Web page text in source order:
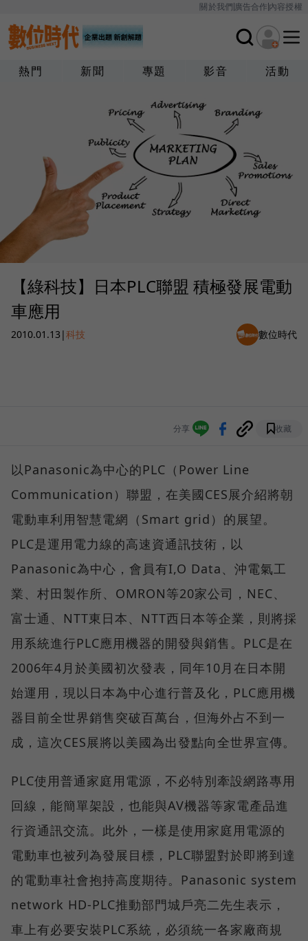
關於我們廣告合作內容授權
熱門 新聞 專題 影音 活動
【綠科技】日本PLC聯盟 積極發展電動
車應用
2010.01.13 |科技 數位時代
分享 收藏
以Panasonic為中心的PLC（Power Line
Communication）聯盟，在美國CES展介紹將朝
電動車利用智慧電網（Smart grid）的展望。
PLC是運用電力線的高速資通訊技術，以
Panasonic為中心，會員有I,O Data、沖電氣工
業、村田製作所、OMRON等20家公司，NEC、
富士通、NTT東日本、NTT西日本等企業，則將採
用系統進行PLC應用機器的開發與銷售。PLC是在
2006年4月於美國初次發表，同年10月在日本開
始運用，現以日本為中心進行普及化，PLC應用機
器目前全世界銷售突破百萬台，但海外占不到一
成，這次CES展將以美國為出發點向全世界宣傳。
PLC使用普通家庭用電源，不必特別牽設網路專用
回線，能簡單架設，也能與AV機器等家電產品進
行資通訊交流。此外，一樣是使用家庭用電源的
電動車也被列為發展目標，PLC聯盟對於即將到達
的電動車社會抱持高度期待。Panasonic system
network HD-PLC推動部門城戶亮二先生表示，
車上有必要安裝PLC系統，必須統一各家廠商規